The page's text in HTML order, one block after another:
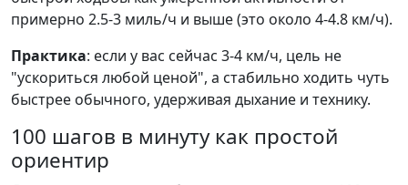
примерно 2.5-3 миль/ч и выше (это около 4-4.8 км/ч).
Практика: если у вас сейчас 3-4 км/ч, цель не
"ускориться любой ценой", а стабильно ходить чуть
быстрее обычного, удерживая дыхание и технику.
100 шагов в минуту как простой
ориентир